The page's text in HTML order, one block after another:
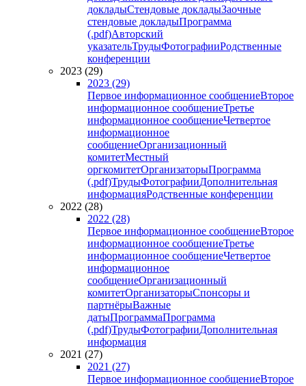
докладыСтендовые докладыЗаочные
стендовые докладыПрограмма
(.pdf)Авторский
указательТрудыФотографииРодственные
конференции
2023 (29)
2023 (29)
Первое информационное сообщениеВторое
информационное сообщениеТретье
информационное сообщениеЧетвертое
информационное
сообщениеОрганизационный
комитетМестный
оргкомитетОрганизаторыПрограмма
(.pdf)ТрудыФотографииДополнительная
информацияРодственные конференции
2022 (28)
2022 (28)
Первое информационное сообщениеВторое
информационное сообщениеТретье
информационное сообщениеЧетвертое
информационное
сообщениеОрганизационный
комитетОрганизаторыСпонсоры и
партнёрыВажные
датыПрограммаПрограмма
(.pdf)ТрудыФотографииДополнительная
информация
2021 (27)
2021 (27)
Первое информационное сообщениеВторое